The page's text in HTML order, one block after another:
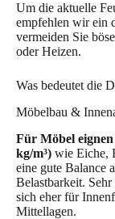
Um die aktuelle
empfehlen wir ein
vermeiden Sie
oder Heizen.
Was bedeutet die
Möbelbau &
Für Möbel
kg/m³) wie Eiche,
eine gute Balance
Belastbarkeit.
sich eher für
Mittellagen.